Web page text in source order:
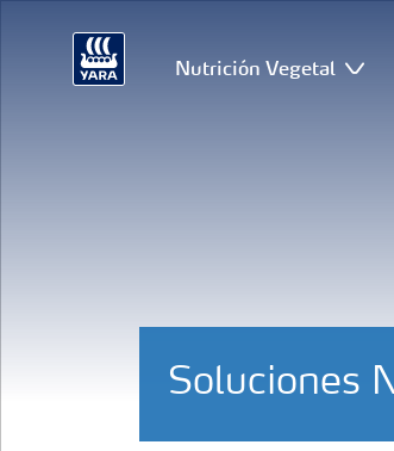
Nutrición Vegetal
Soluciones